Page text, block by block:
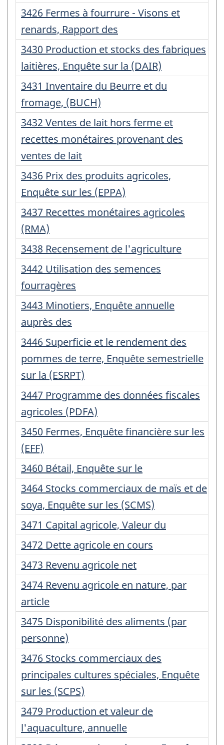
Numéro
d'enregistrement
:
3426 Fermes à fourrure - Visons et
renards, Rapport des
Numéro
d'enregistrement
:
3430 Production et stocks des fabriques
laitières, Enquête sur la (DAIR)
Numéro
d'enregistrement
:
3431 Inventaire du Beurre et du
fromage, (BUCH)
Numéro
d'enregistrement
:
3432 Ventes de lait hors ferme et
recettes monétaires provenant des
ventes de lait
Numéro
d'enregistrement
:
3436 Prix des produits agricoles,
Enquête sur les (EPPA)
Numéro
d'enregistrement
:
3437 Recettes monétaires agricoles
(RMA)
Numéro
d'enregistrement
:
3438 Recensement de l'agriculture
Numéro
d'enregistrement
:
3442 Utilisation des semences
fourragères
Numéro
d'enregistrement
:
3443 Minotiers, Enquête annuelle
auprès des
Numéro
d'enregistrement
:
3446 Superficie et le rendement des
pommes de terre, Enquête semestrielle
sur la (ESRPT)
Numéro
d'enregistrement
:
3447 Programme des données fiscales
agricoles (PDFA)
Numéro
d'enregistrement
:
3450 Fermes, Enquête financière sur les
(EFF)
Numéro
d'enregistrement
:
3460 Bétail, Enquête sur le
Numéro
d'enregistrement
:
3464 Stocks commerciaux de maïs et de
soya, Enquête sur les (SCMS)
Numéro
d'enregistrement
:
3471 Capital agricole, Valeur du
Numéro
d'enregistrement
:
3472 Dette agricole en cours
Numéro
d'enregistrement
:
3473 Revenu agricole net
Numéro
d'enregistrement
:
3474 Revenu agricole en nature, par
article
Numéro
d'enregistrement
:
3475 Disponibilité des aliments (par
personne)
Numéro
d'enregistrement
:
3476 Stocks commerciaux des
principales cultures spéciales, Enquête
sur les (SCPS)
Numéro
d'enregistrement
3479 Production et valeur de
l'aquaculture, annuelle